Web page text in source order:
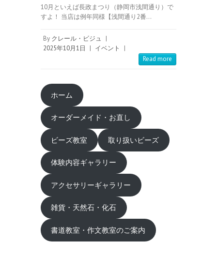
10月といえば長政まつり（静岡市浅間通り）で
すよ！ 当店は例年同様【浅間通り2番…
By クレール・ビジュ
|
2025年10月1日
| イベント
|
Read more
ホーム
オーダーメイド・お直し
ビーズ教室 取り扱いビーズ
体験内容ギャラリー
アクセサリーギャラリー
雑貨・天然石・化石
書道教室・作文教室のご案内